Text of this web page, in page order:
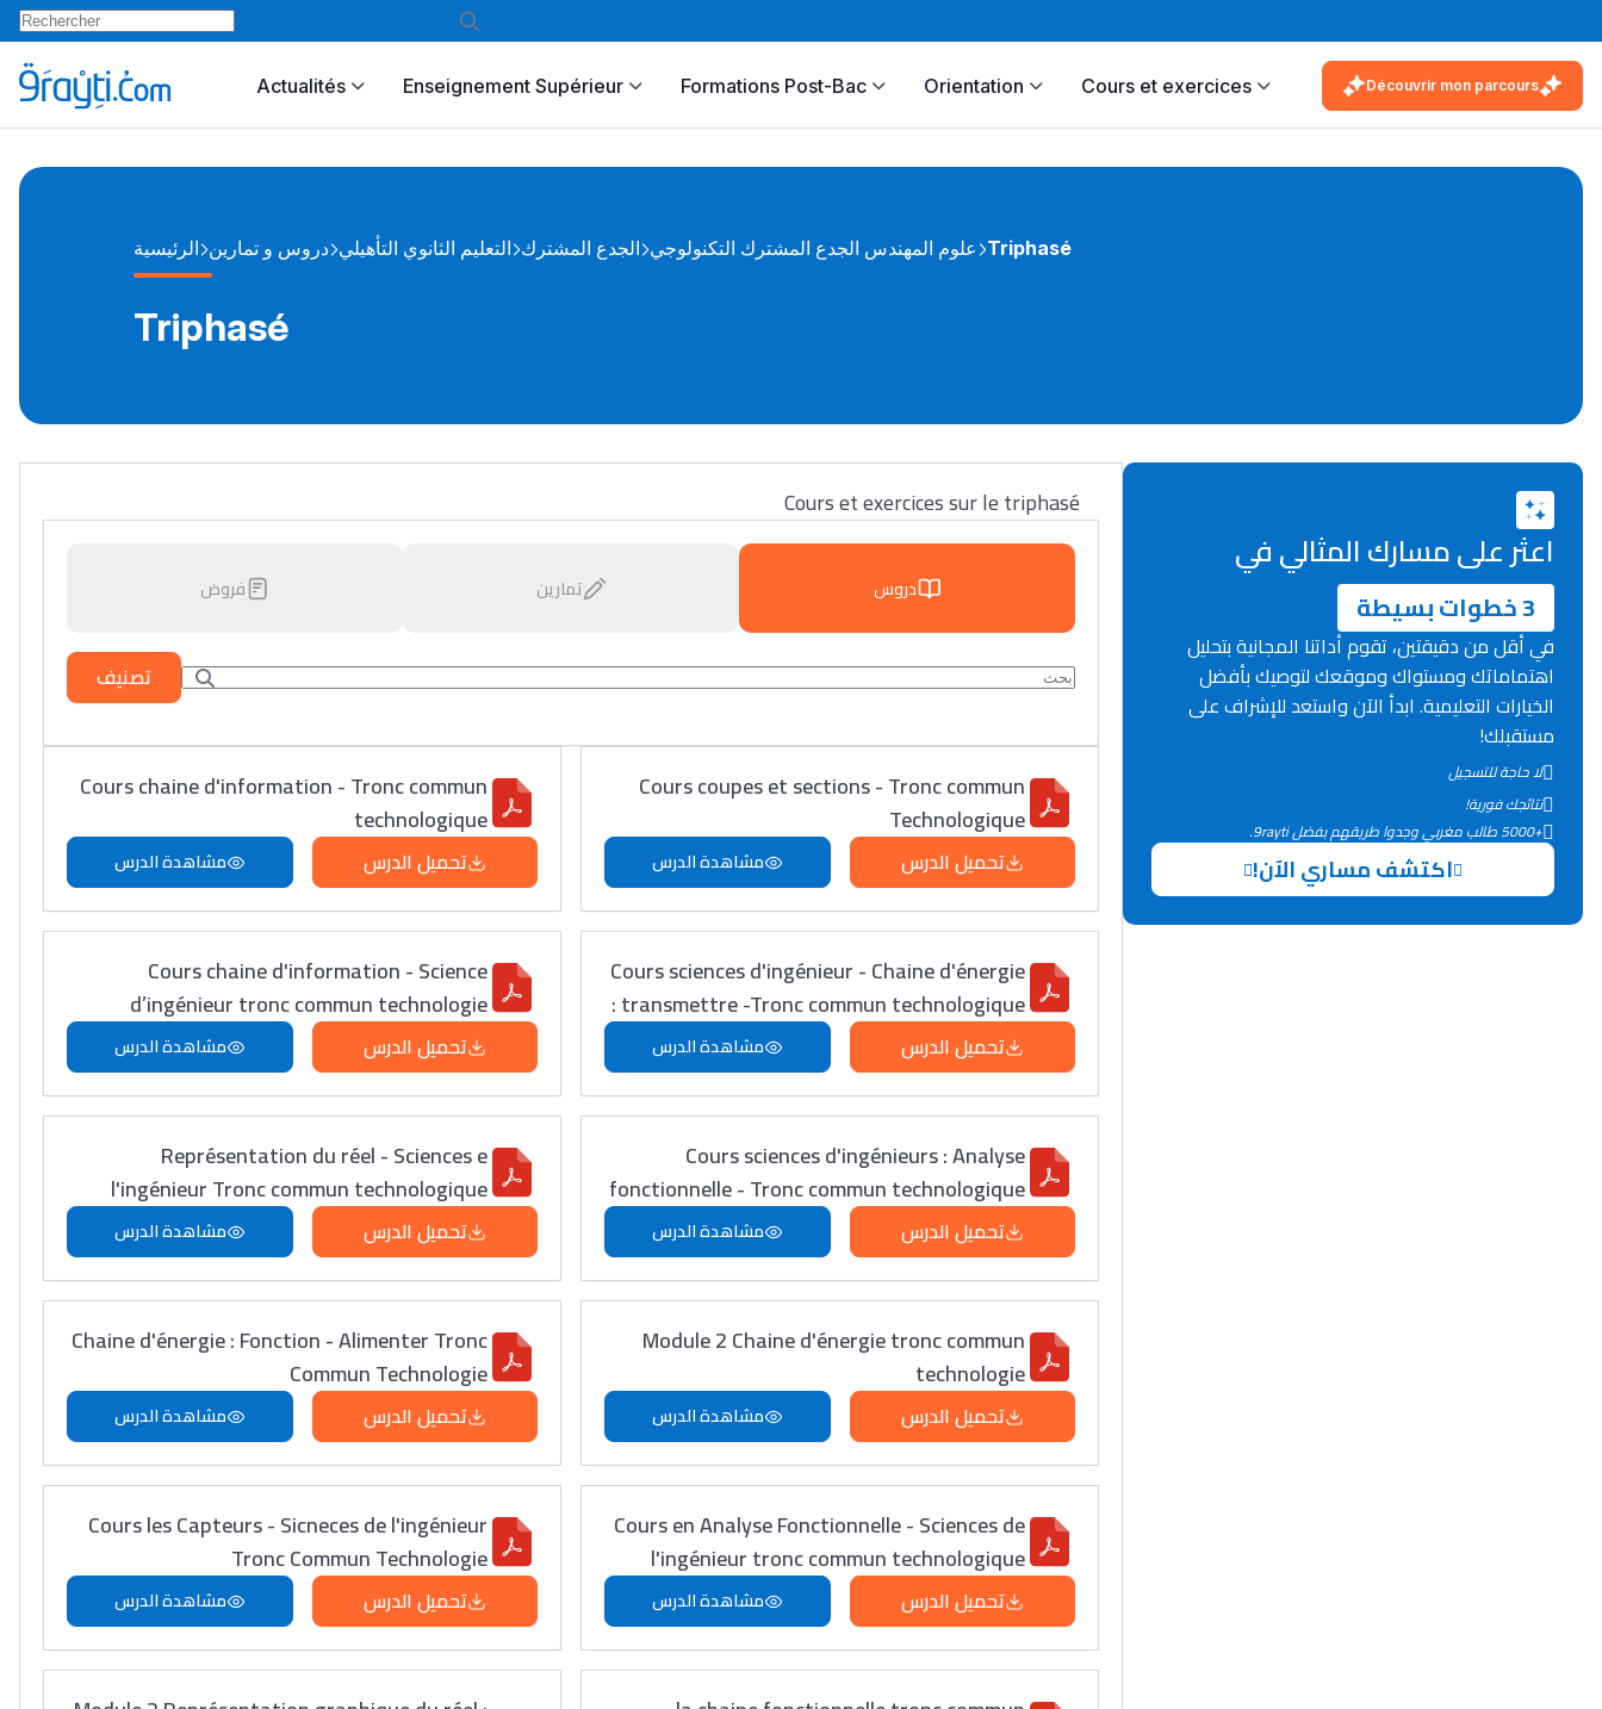
Actualités Enseignement Supérieur Formations Post-Bac Orientation Cours et exercices Découvrir mon parcours
الرئيسية دروس و تمارين التعليم الثانوي التأهيلي الجدع المشترك علوم المهندس الجدع المشترك التكنولوجي Triphasé
Triphasé
Cours et exercices sur le triphasé
دروس تمارين فروض
تصنيف
Cours coupes et sections - Tronc commun
Technologique
تحميل الدرس مشاهدة الدرس
Cours chaine d'information - Tronc commun
technologique
تحميل الدرس مشاهدة الدرس
Cours sciences d'ingénieur - Chaine d'énergie
: transmettre -Tronc commun technologique
تحميل الدرس مشاهدة الدرس
Cours chaine d'information - Science
d’ingénieur tronc commun technologie
تحميل الدرس مشاهدة الدرس
Cours sciences d'ingénieurs : Analyse
fonctionnelle - Tronc commun technologique
تحميل الدرس مشاهدة الدرس
Représentation du réel - Sciences e
l'ingénieur Tronc commun technologique
تحميل الدرس مشاهدة الدرس
Module 2 Chaine d'énergie tronc commun
technologie
تحميل الدرس مشاهدة الدرس
Chaine d'énergie : Fonction - Alimenter Tronc
Commun Technologie
تحميل الدرس مشاهدة الدرس
Cours en Analyse Fonctionnelle - Sciences de
l'ingénieur tronc commun technologique
تحميل الدرس مشاهدة الدرس
Cours les Capteurs - Sicneces de l'ingénieur
Tronc Commun Technologie
تحميل الدرس مشاهدة الدرس
اعثر على مسارك المثالي في
3 خطوات بسيطة
في أقل من دقيقتين، تقوم أداتنا المجانية بتحليل
اهتماماتك ومستواك وموقعك لتوصيك بأفضل
الخيارات التعليمية. ابدأ الآن واستعد للإشراف على
مستقبلك!
لا حاجة للتسجيل
نتائجك فورية!
+5000 طالب مغربي وجدوا طريقهم بفضل 9rayti.
اكتشف مساري الآن!